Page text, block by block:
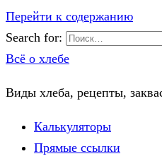
Перейти к содержанию
Search for:
Всё о хлебе
Виды хлеба, рецепты,
Калькуляторы
Прямые ссылки